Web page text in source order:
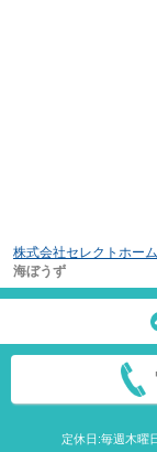
株式会社セレクトホーム
海ぼうず
定休日:毎週木曜